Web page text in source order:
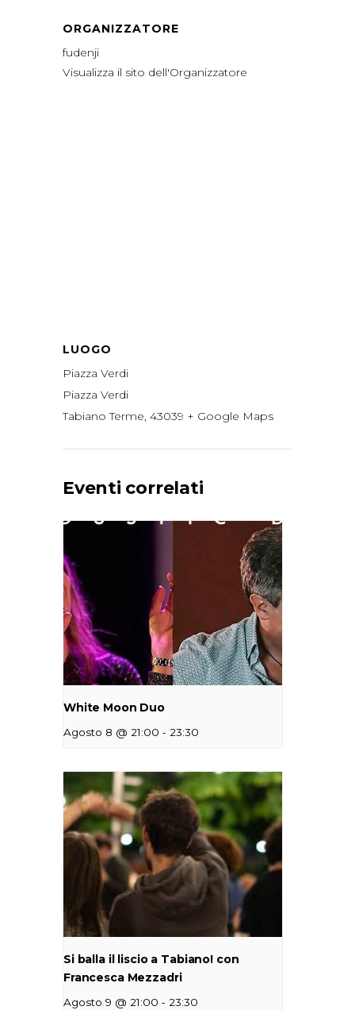
ORGANIZZATORE
fudenji
Visualizza il sito dell'Organizzatore
LUOGO
Piazza Verdi
Piazza Verdi
Tabiano Terme, 43039 + Google Maps
Eventi correlati
White Moon Duo
Agosto 8 @ 21:00 - 23:30
Si balla il liscio a Tabiano! con
Francesca Mezzadri
Agosto 9 @ 21:00 - 23:30